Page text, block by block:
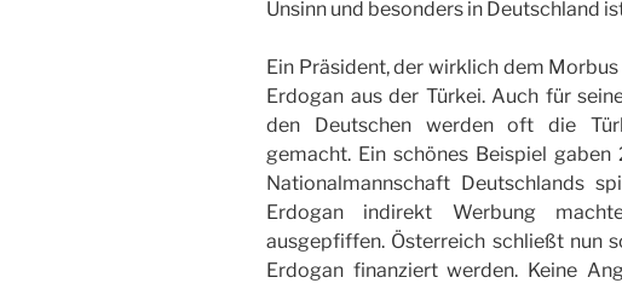
Unsinn und besonders in Deutschland
Ein Präsident, der wirklich dem
Erdogan aus der Türkei. Auch für
den Deutschen werden oft die
gemacht. Ein schönes Beispiel
Nationalmannschaft Deutschlands
Erdogan indirekt Werbung
ausgepfiffen. Österreich schließt nun
Erdogan finanziert werden. Keine